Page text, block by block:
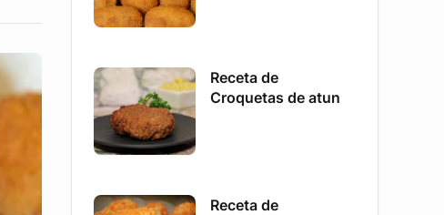
Receta de
Croquetas de atun
Receta de